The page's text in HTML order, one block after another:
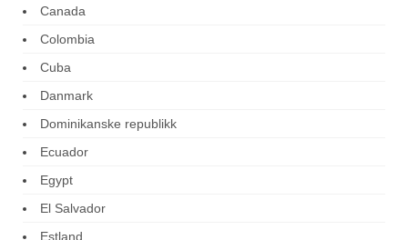
Canada
Colombia
Cuba
Danmark
Dominikanske republikk
Ecuador
Egypt
El Salvador
Estland